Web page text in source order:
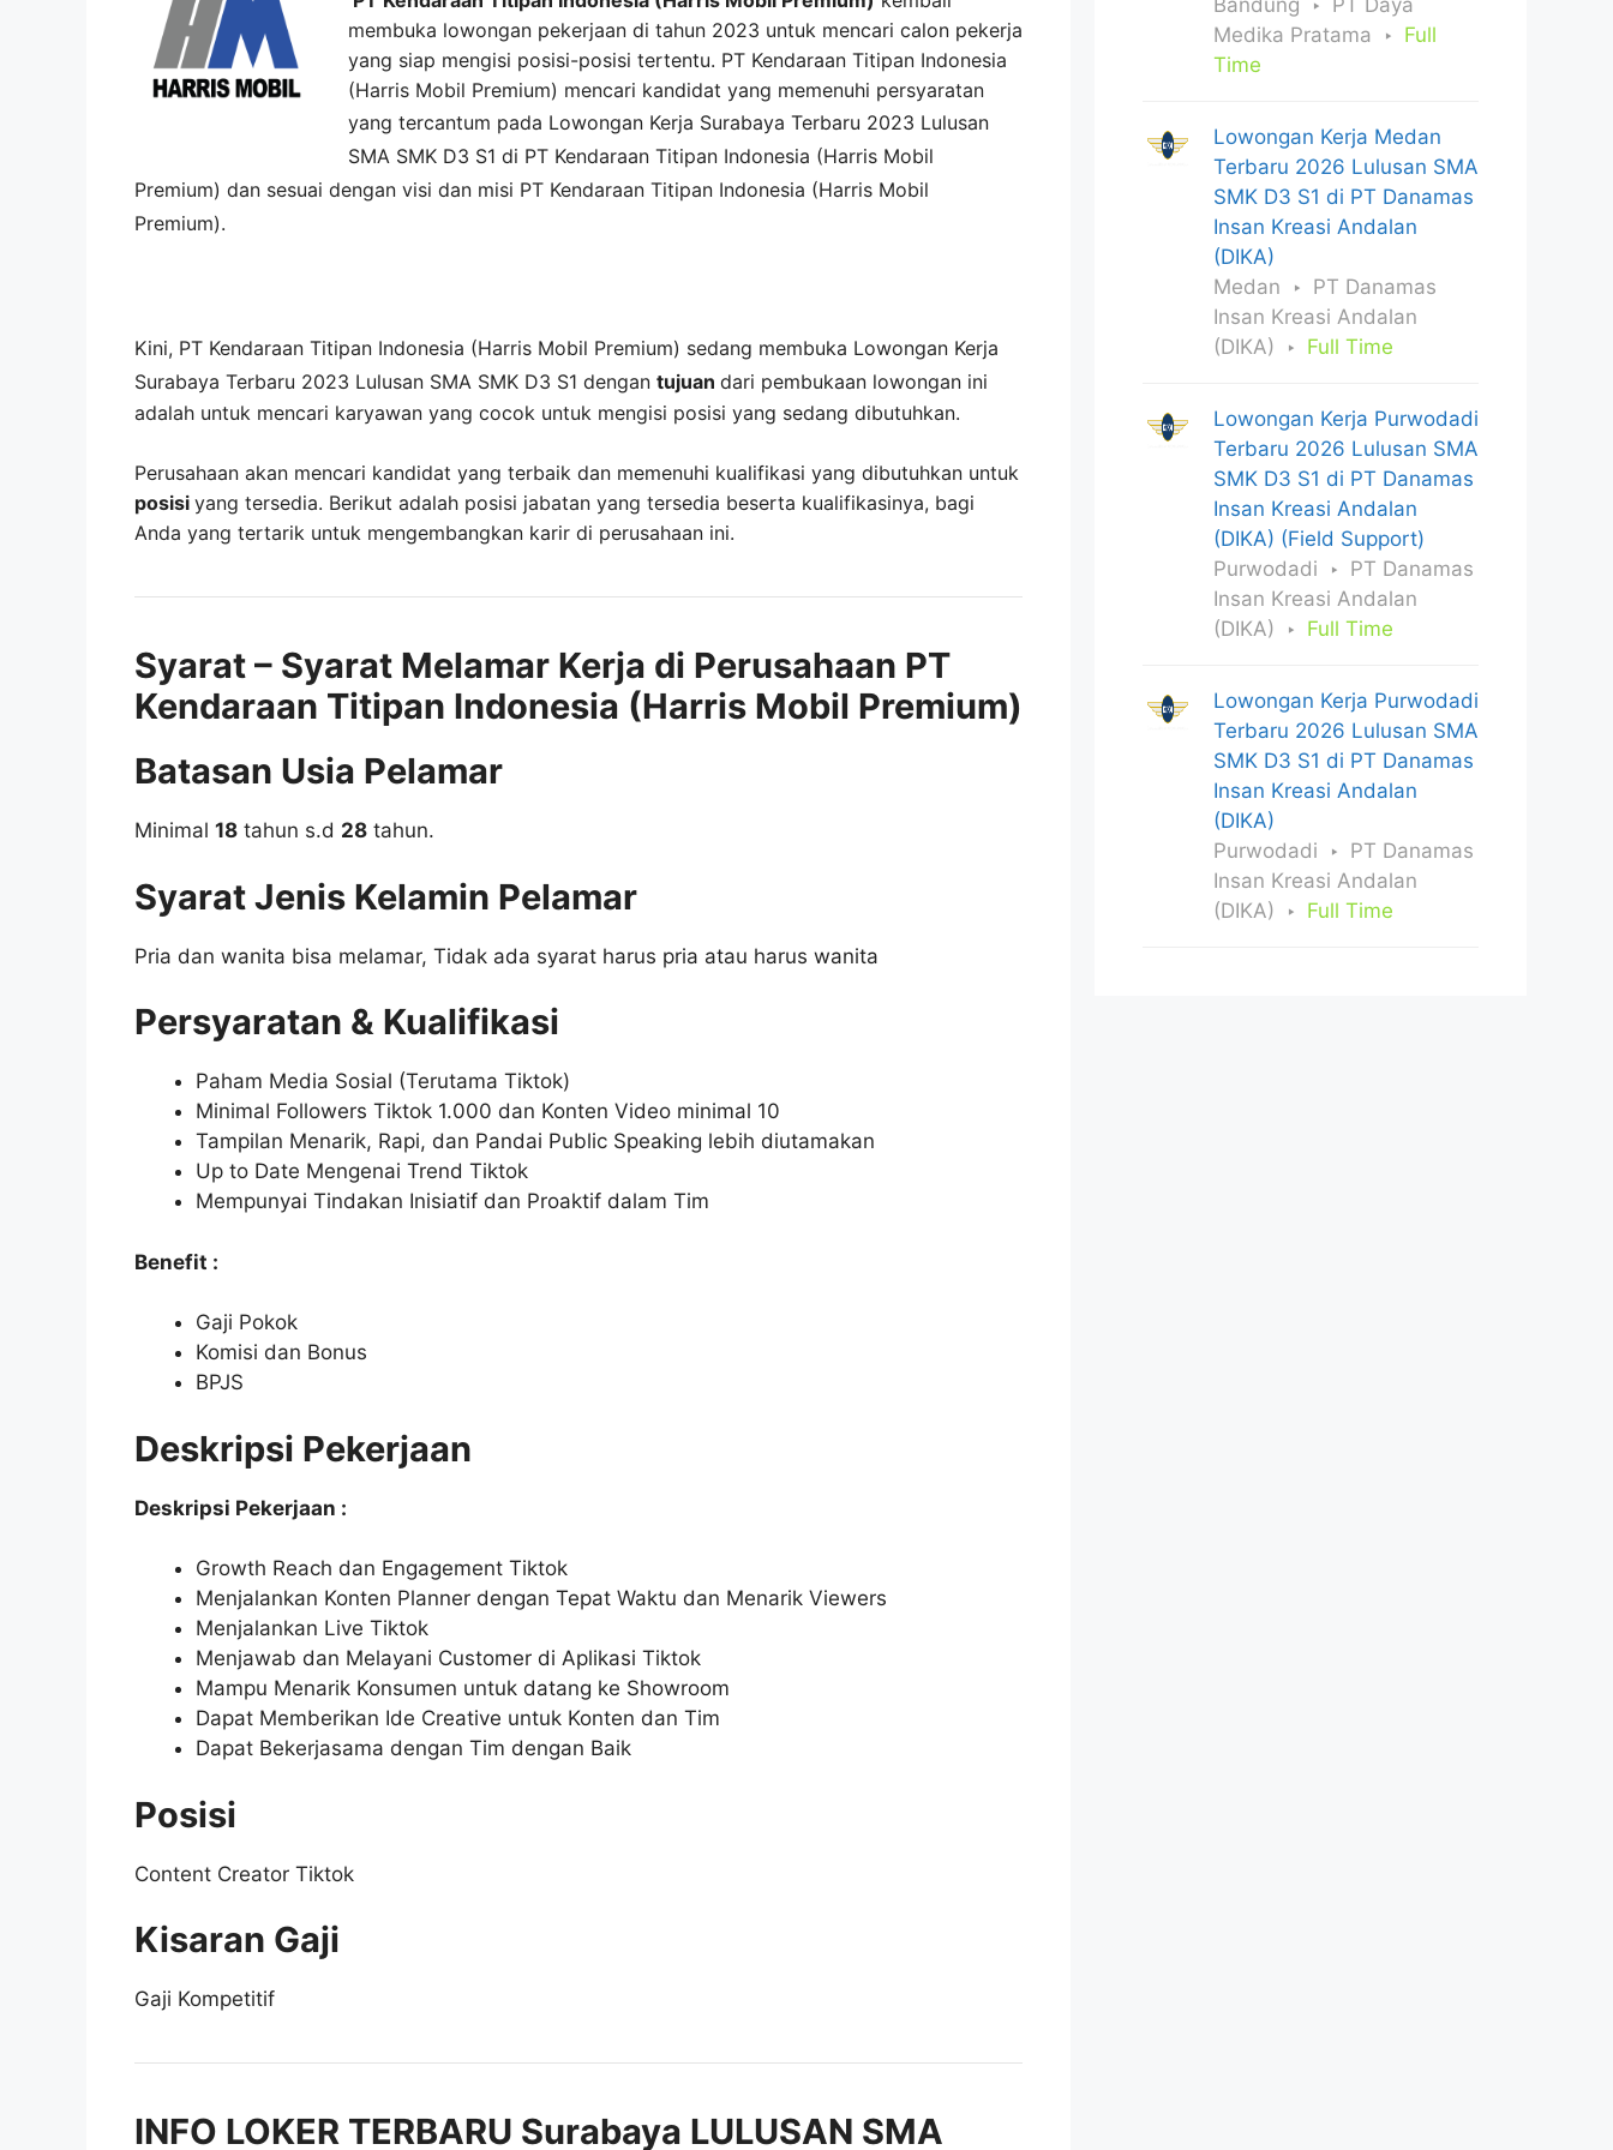
membuka lowongan pekerjaan di tahun 2023 untuk mencari calon pekerja
yang siap mengisi posisi-posisi tertentu. PT Kendaraan Titipan Indonesia
(Harris Mobil Premium) mencari kandidat yang memenuhi persyaratan
yang tercantum pada Lowongan Kerja Surabaya Terbaru 2023 Lulusan
SMA SMK D3 S1 di PT Kendaraan Titipan Indonesia (Harris Mobil
Premium) dan sesuai dengan visi dan misi PT Kendaraan Titipan Indonesia (Harris Mobil
Premium).
Kini, PT Kendaraan Titipan Indonesia (Harris Mobil Premium) sedang membuka Lowongan Kerja
Surabaya Terbaru 2023 Lulusan SMA SMK D3 S1 dengan tujuan dari pembukaan lowongan ini
adalah untuk mencari karyawan yang cocok untuk mengisi posisi yang sedang dibutuhkan.
Perusahaan akan mencari kandidat yang terbaik dan memenuhi kualifikasi yang dibutuhkan untuk
posisi yang tersedia. Berikut adalah posisi jabatan yang tersedia beserta kualifikasinya, bagi
Anda yang tertarik untuk mengembangkan karir di perusahaan ini.
Syarat – Syarat Melamar Kerja di Perusahaan PT
Kendaraan Titipan Indonesia (Harris Mobil Premium)
Batasan Usia Pelamar
Minimal 18 tahun s.d 28 tahun.
Syarat Jenis Kelamin Pelamar
Pria dan wanita bisa melamar, Tidak ada syarat harus pria atau harus wanita
Persyaratan & Kualifikasi
Paham Media Sosial (Terutama Tiktok)
Minimal Followers Tiktok 1.000 dan Konten Video minimal 10
Tampilan Menarik, Rapi, dan Pandai Public Speaking lebih diutamakan
Up to Date Mengenai Trend Tiktok
Mempunyai Tindakan Inisiatif dan Proaktif dalam Tim
Benefit :
Gaji Pokok
Komisi dan Bonus
BPJS
Deskripsi Pekerjaan
Deskripsi Pekerjaan :
Growth Reach dan Engagement Tiktok
Menjalankan Konten Planner dengan Tepat Waktu dan Menarik Viewers
Menjalankan Live Tiktok
Menjawab dan Melayani Customer di Aplikasi Tiktok
Mampu Menarik Konsumen untuk datang ke Showroom
Dapat Memberikan Ide Creative untuk Konten dan Tim
Dapat Bekerjasama dengan Tim dengan Baik
Posisi
Content Creator Tiktok
Kisaran Gaji
Gaji Kompetitif
INFO LOKER TERBARU Surabaya LULUSAN SMA
Bandung
PT Daya
Medika Pratama
Full
Time
Lowongan Kerja Medan
Terbaru 2026 Lulusan SMA
SMK D3 S1 di PT Danamas
Insan Kreasi Andalan
(DIKA)
Medan
PT Danamas
Insan Kreasi Andalan
(DIKA)
Full Time
Lowongan Kerja Purwodadi
Terbaru 2026 Lulusan SMA
SMK D3 S1 di PT Danamas
Insan Kreasi Andalan
(DIKA) (Field Support)
Purwodadi
PT Danamas
Insan Kreasi Andalan
(DIKA)
Full Time
Lowongan Kerja Purwodadi
Terbaru 2026 Lulusan SMA
SMK D3 S1 di PT Danamas
Insan Kreasi Andalan
(DIKA)
Purwodadi
PT Danamas
Insan Kreasi Andalan
(DIKA)
Full Time